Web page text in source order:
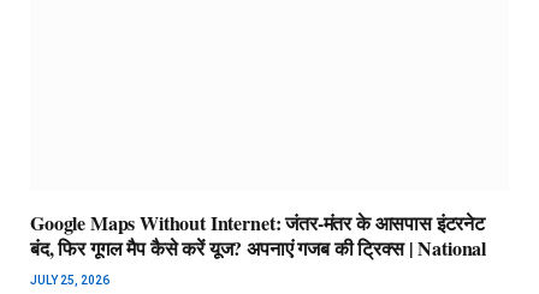
Google Maps Without Internet: जंतर-मंतर के आसपास इंटरनेट
बंद, फिर गूगल मैप कैसे करें यूज? अपनाएं गजब की ट्रिक्स | National
JULY 25, 2026